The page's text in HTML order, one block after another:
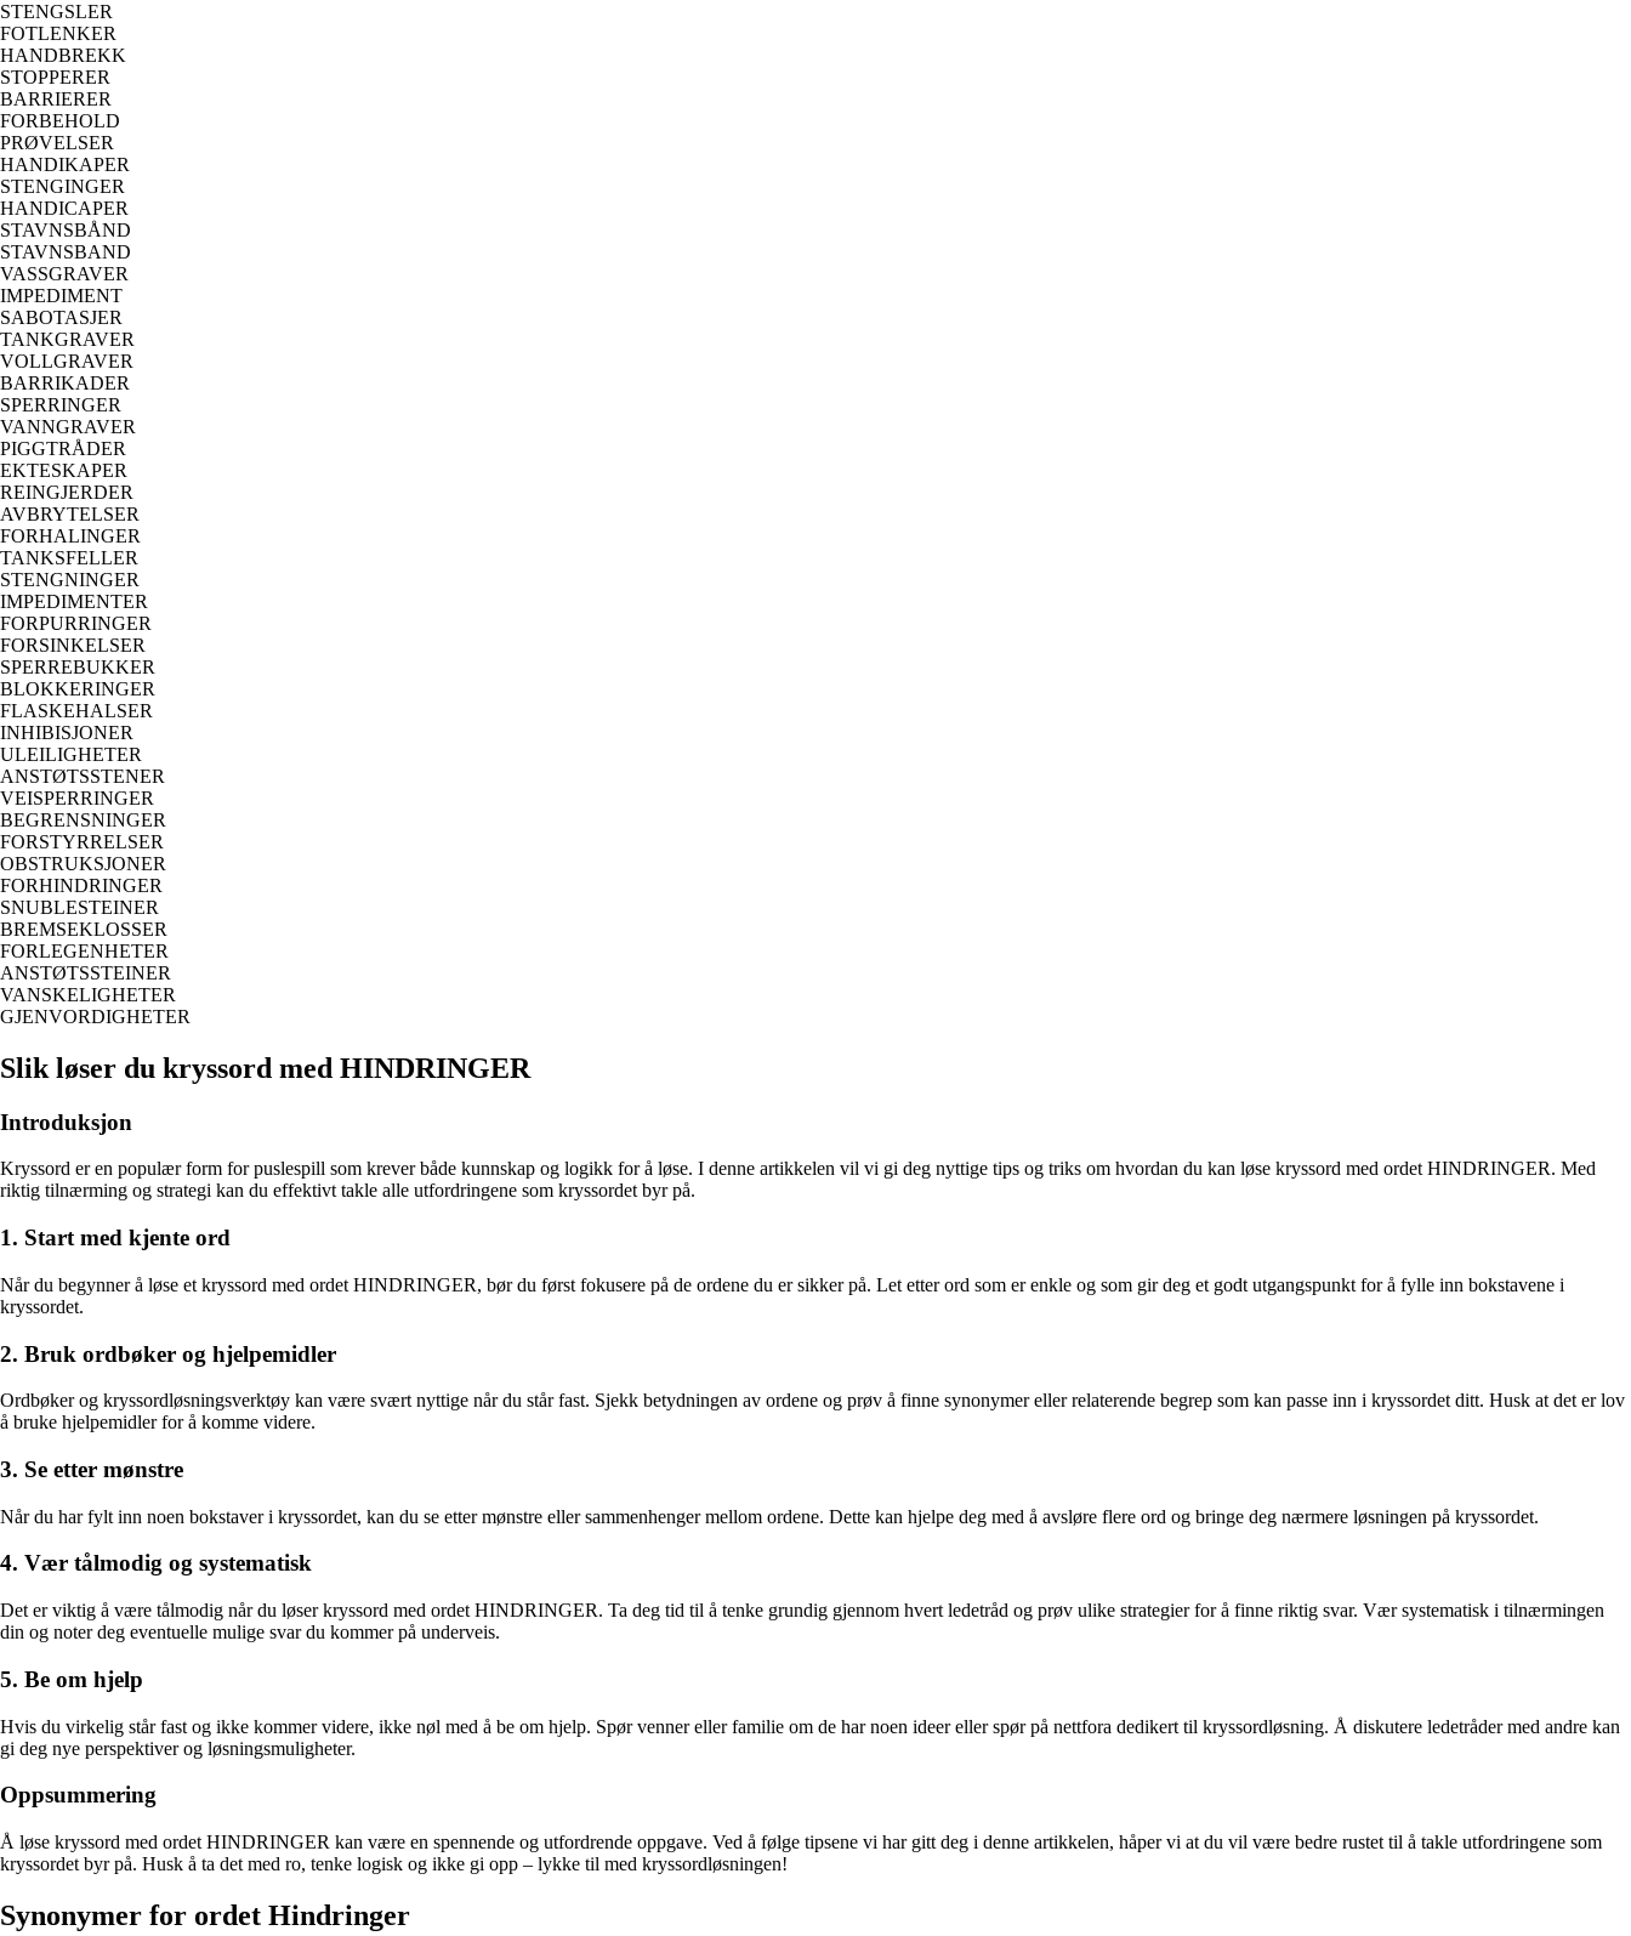
STENGSLER
FOTLENKER
HANDBREKK
STOPPERER
BARRIERER
FORBEHOLD
PRØVELSER
HANDIKAPER
STENGINGER
HANDICAPER
STAVNSBÅND
STAVNSBAND
VASSGRAVER
IMPEDIMENT
SABOTASJER
TANKGRAVER
VOLLGRAVER
BARRIKADER
SPERRINGER
VANNGRAVER
PIGGTRÅDER
EKTESKAPER
REINGJERDER
AVBRYTELSER
FORHALINGER
TANKSFELLER
STENGNINGER
IMPEDIMENTER
FORPURRINGER
FORSINKELSER
SPERREBUKKER
BLOKKERINGER
FLASKEHALSER
INHIBISJONER
ULEILIGHETER
ANSTØTSSTENER
VEISPERRINGER
BEGRENSNINGER
FORSTYRRELSER
OBSTRUKSJONER
FORHINDRINGER
SNUBLESTEINER
BREMSEKLOSSER
FORLEGENHETER
ANSTØTSSTEINER
VANSKELIGHETER
GJENVORDIGHETER
Slik løser du kryssord med HINDRINGER
Introduksjon
Kryssord er en populær form for puslespill som krever både kunnskap og logikk for å løse. I denne artikkelen vil vi gi deg nyttige tips og triks om hvordan du kan løse kryssord med ordet HINDRINGER. Med
riktig tilnærming og strategi kan du effektivt takle alle utfordringene som kryssordet byr på.
1. Start med kjente ord
Når du begynner å løse et kryssord med ordet HINDRINGER, bør du først fokusere på de ordene du er sikker på. Let etter ord som er enkle og som gir deg et godt utgangspunkt for å fylle inn bokstavene i
kryssordet.
2. Bruk ordbøker og hjelpemidler
Ordbøker og kryssordløsningsverktøy kan være svært nyttige når du står fast. Sjekk betydningen av ordene og prøv å finne synonymer eller relaterende begrep som kan passe inn i kryssordet ditt. Husk at det er lov
å bruke hjelpemidler for å komme videre.
3. Se etter mønstre
Når du har fylt inn noen bokstaver i kryssordet, kan du se etter mønstre eller sammenhenger mellom ordene. Dette kan hjelpe deg med å avsløre flere ord og bringe deg nærmere løsningen på kryssordet.
4. Vær tålmodig og systematisk
Det er viktig å være tålmodig når du løser kryssord med ordet HINDRINGER. Ta deg tid til å tenke grundig gjennom hvert ledetråd og prøv ulike strategier for å finne riktig svar. Vær systematisk i tilnærmingen
din og noter deg eventuelle mulige svar du kommer på underveis.
5. Be om hjelp
Hvis du virkelig står fast og ikke kommer videre, ikke nøl med å be om hjelp. Spør venner eller familie om de har noen ideer eller spør på nettfora dedikert til kryssordløsning. Å diskutere ledetråder med andre kan
gi deg nye perspektiver og løsningsmuligheter.
Oppsummering
Å løse kryssord med ordet HINDRINGER kan være en spennende og utfordrende oppgave. Ved å følge tipsene vi har gitt deg i denne artikkelen, håper vi at du vil være bedre rustet til å takle utfordringene som
kryssordet byr på. Husk å ta det med ro, tenke logisk og ikke gi opp – lykke til med kryssordløsningen!
Synonymer for ordet Hindringer